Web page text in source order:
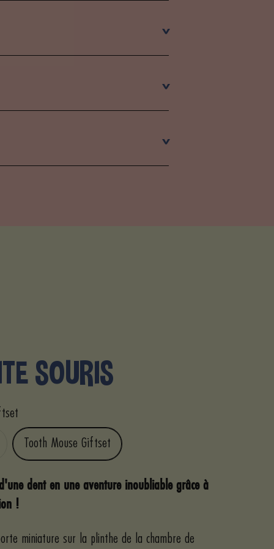
>
>
>
SOURIS
Tooth Mouse Giftset
dent en une aventure inoubliable grâce à
!
miniature sur la plinthe de la chambre de